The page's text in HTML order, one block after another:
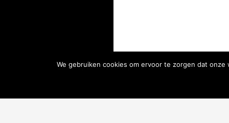
We gebruiken cookies om ervoor te zorgen dat